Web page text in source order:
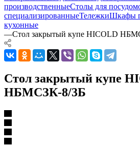
производственныеСтолы для
специализированныеТележкиШкафы
кухонные
—Стол закрытый купе HICOLD
Стол закрытый купе
НБМСЗК-8/3Б